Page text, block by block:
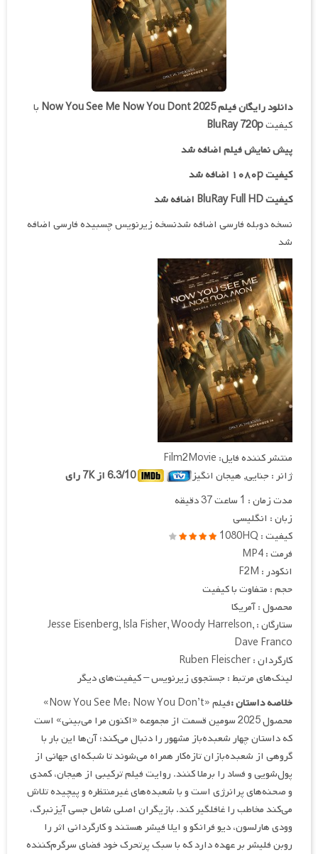
دانلود رایگان فیلمNow You See Me Now You Dont 2025 با
کیفیتBluRay 720p
پیش نمایش فیلم اضافه شد
کیفیت ۱۰۸۰p اضافه شد
کیفیت BluRay Full HD اضافه شد
نسخه دوبله فارسی اضافه شدنسخه زیرنویس چسبیده فارسی اضافه
شد
منتشر کننده فایل: Film2Movie
ژانر : جنایی, هیجان انگیز
6.3/10 از 7K رای
مدت زمان : 1 ساعت 37 دقیقه
زبان : انگلیسی
کیفیت : 1080HQ
فرمت : MP4
انکودر : F2M
حجم : متفاوت با کیفیت
محصول : آمریکا
ستارگان : Jesse Eisenberg, Isla Fisher, Woody Harrelson,
Dave Franco
کارگردان : Ruben Fleischer
لینک‌های مرتبط : جستجوی زیرنویس – کیفیت‌های دیگر
خلاصه داستان :
فیلم «Now You See Me: Now You Don’t»
محصول 2025 سومین قسمت از مجموعه «اکنون مرا می‌بینی» است
که داستان چهار شعبده‌باز مشهور را دنبال می‌کند؛ آن‌ها این بار با
گروهی از شعبده‌بازان تازه‌کار همراه می‌شوند تا شبکه‌ای جهانی از
پول‌شویی و فساد را برملا کنند. روایت فیلم ترکیبی از هیجان، کمدی
و صحنه‌های پرانرژی است و با شعبده‌های غیرمنتظره و پیچیده تلاش
می‌کند مخاطب را غافلگیر کند. بازیگران اصلی شامل جسی آیزنبرگ،
وودی هارلسون، دیو فرانکو و ایلا فیشر هستند و کارگردانی اثر را
روبن فلیشر بر عهده دارد که با سبک پرتحرک خود فضای سرگرم‌کننده